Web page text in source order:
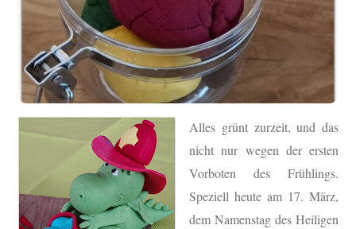
Alles grünt zurzeit, und das
nicht nur wegen der ersten
Vorboten des Frühlings.
Speziell heute am 17. März,
dem Namenstag des Heiligen